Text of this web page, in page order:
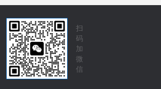
扫
码
加
微
信